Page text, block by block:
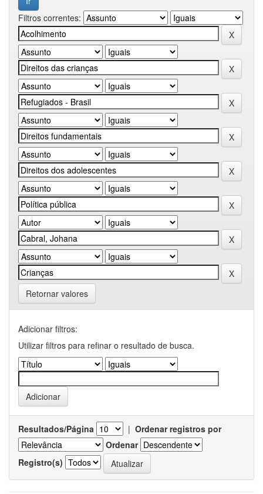
Filtros correntes:
Retornar valores
Adicionar filtros:
Utilizar filtros para refinar o resultado de busca.
Resultados/Página | Ordenar registros por
Ordenar
Registro(s)